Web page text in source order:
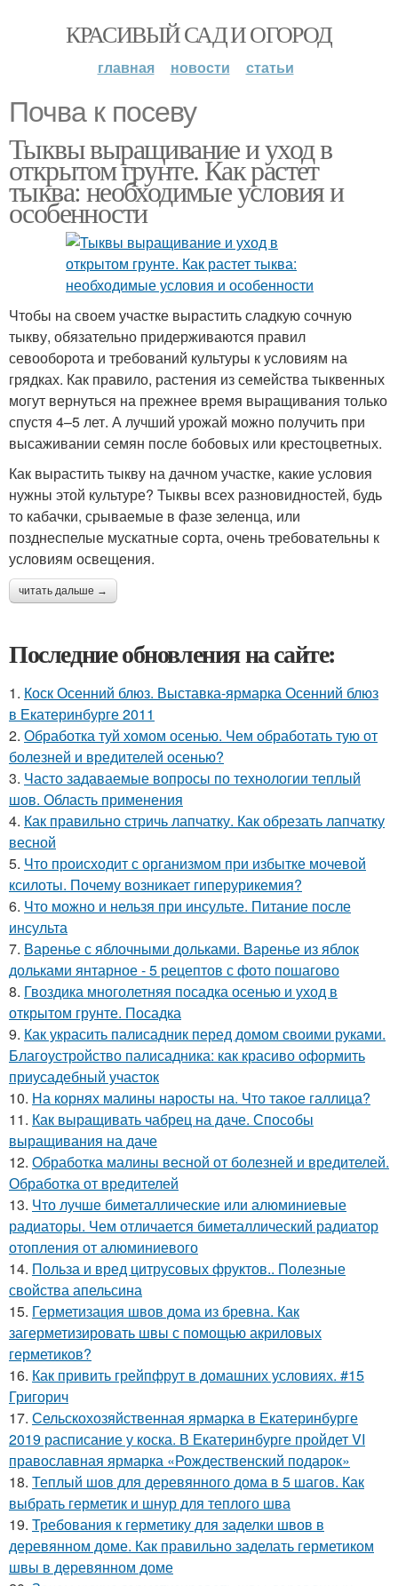
КРАСИВЫЙ САД И ОГОРОД
главная новости статьи
Почва к посеву
Тыквы выращивание и уход в
открытом грунте. Как растет
тыква: необходимые условия и
особенности
Чтобы на своем участке вырастить сладкую сочную
тыкву, обязательно придерживаются правил
севооборота и требований культуры к условиям на
грядках. Как правило, растения из семейства тыквенных
могут вернуться на прежнее время выращивания только
спустя 4–5 лет. А лучший урожай можно получить при
высаживании семян после бобовых или крестоцветных.
Как вырастить тыкву на дачном участке, какие условия
нужны этой культуре? Тыквы всех разновидностей, будь
то кабачки, срываемые в фазе зеленца, или
позднеспелые мускатные сорта, очень требовательны к
условиям освещения.
читать дальше →
Последние обновления на сайте:
1. Коск Осенний блюз. Выставка-ярмарка Осенний блюз
в Екатеринбурге 2011
2. Обработка туй хомом осенью. Чем обработать тую от
болезней и вредителей осенью?
3. Часто задаваемые вопросы по технологии теплый
шов. Область применения
4. Как правильно стричь лапчатку. Как обрезать лапчатку
весной
5. Что происходит с организмом при избытке мочевой
ксилоты. Почему возникает гиперурикемия?
6. Что можно и нельзя при инсульте. Питание после
инсульта
7. Варенье с яблочными дольками. Варенье из яблок
дольками янтарное - 5 рецептов с фото пошагово
8. Гвоздика многолетняя посадка осенью и уход в
открытом грунте. Посадка
9. Как украсить палисадник перед домом своими руками.
Благоустройство палисадника: как красиво оформить
приусадебный участок
10. На корнях малины наросты на. Что такое галлица?
11. Как выращивать чабрец на даче. Способы
выращивания на даче
12. Обработка малины весной от болезней и вредителей.
Обработка от вредителей
13. Что лучше биметаллические или алюминиевые
радиаторы. Чем отличается биметаллический радиатор
отопления от алюминиевого
14. Польза и вред цитрусовых фруктов.. Полезные
свойства апельсина
15. Герметизация швов дома из бревна. Как
загерметизировать швы с помощью акриловых
герметиков?
16. Как привить грейпфрут в домашних условиях. #15
Григорич
17. Сельскохозяйственная ярмарка в Екатеринбурге
2019 расписание у коска. В Екатеринбурге пройдет VI
православная ярмарка «Рождественский подарок»
18. Теплый шов для деревянного дома в 5 шагов. Как
выбрать герметик и шнур для теплого шва
19. Требования к герметику для заделки швов в
деревянном доме. Как правильно заделать герметиком
швы в деревянном доме